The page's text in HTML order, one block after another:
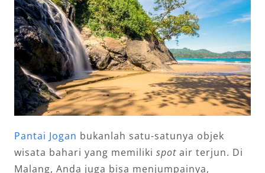
Pantai Jogan bukanlah satu-satunya objek
wisata bahari yang memiliki spotair terjun. Di
Malang, Anda juga bisa menjumpainya,